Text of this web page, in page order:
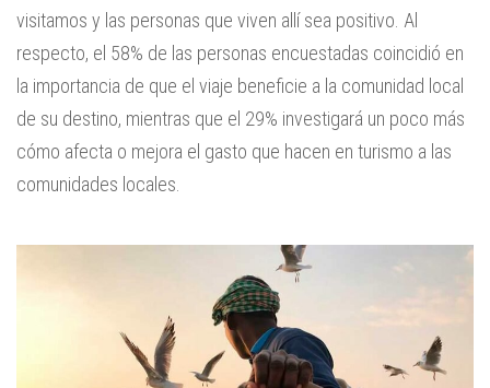
visitamos y las personas que viven allí sea positivo. Al
respecto, el 58% de las personas encuestadas coincidió en
la importancia de que el viaje beneficie a la comunidad local
de su destino, mientras que el 29% investigará un poco más
cómo afecta o mejora el gasto que hacen en turismo a las
comunidades locales.